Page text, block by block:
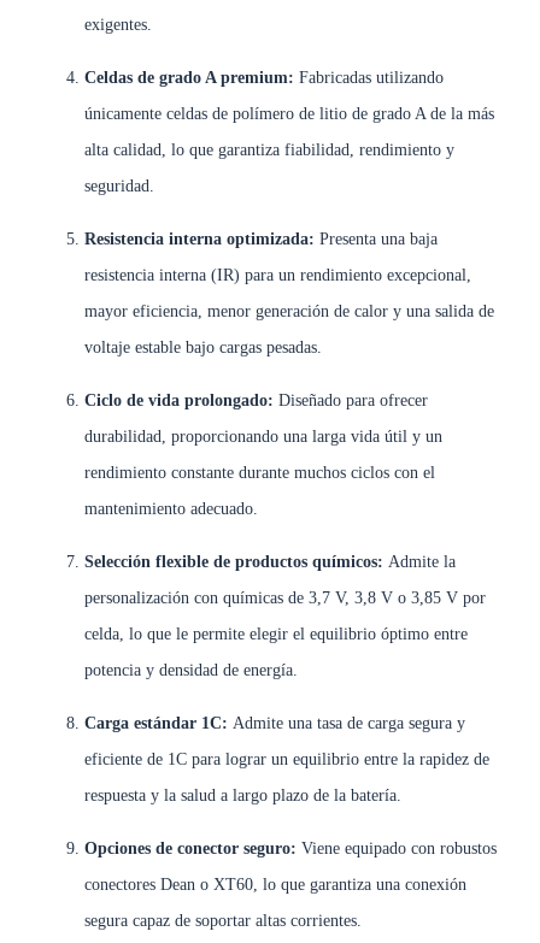
exigentes.
Celdas de grado A premium: Fabricadas utilizando
únicamente celdas de polímero de litio de grado A de la más
alta calidad, lo que garantiza fiabilidad, rendimiento y
seguridad.
Resistencia interna optimizada: Presenta una baja
resistencia interna (IR) para un rendimiento excepcional,
mayor eficiencia, menor generación de calor y una salida de
voltaje estable bajo cargas pesadas.
Ciclo de vida prolongado: Diseñado para ofrecer
durabilidad, proporcionando una larga vida útil y un
rendimiento constante durante muchos ciclos con el
mantenimiento adecuado.
Selección flexible de productos químicos: Admite la
personalización con químicas de 3,7 V, 3,8 V o 3,85 V por
celda, lo que le permite elegir el equilibrio óptimo entre
potencia y densidad de energía.
Carga estándar 1C: Admite una tasa de carga segura y
eficiente de 1C para lograr un equilibrio entre la rapidez de
respuesta y la salud a largo plazo de la batería.
Opciones de conector seguro: Viene equipado con robustos
conectores Dean o XT60, lo que garantiza una conexión
segura capaz de soportar altas corrientes.